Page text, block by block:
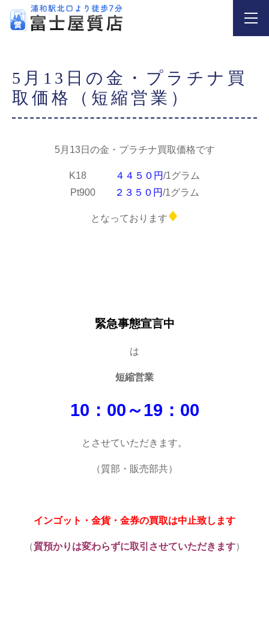
5月13日の金・プラチナ買
取価格（短縮営業）
5月13日の金・プラチナ買取価格です
K18 ４４５０円/1グラム
Pt900
２３５０円/1グラム
となっております
緊急事態宣言中
は
短縮営業
10：00～19：00
とさせていただきます。
（質部・販売部共）
インゴット・金貨・金券の買取は中止致します
（質預かりは変わらずに取引させていただきます）